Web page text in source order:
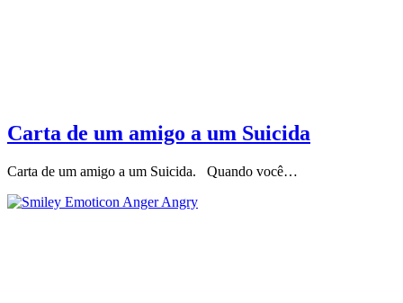
Carta de um amigo a um Suicida
Carta de um amigo a um Suicida. Quando você…